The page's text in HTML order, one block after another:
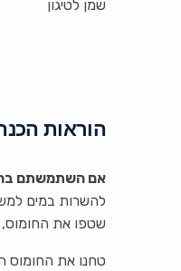
שמן לטיגון
הוראות
אם השתמשתם
שטפו את החומוס,
טחנו את החומוס